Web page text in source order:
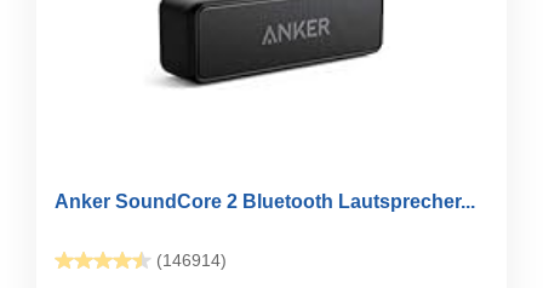
Anker SoundCore 2 Bluetooth Lautsprecher...
(146914)